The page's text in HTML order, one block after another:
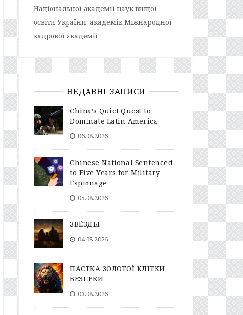
Національної академії наук вищої
освіти України, академік Міжнародної
кадрової академії
НЕДАВНІ ЗАПИСИ
China’s Quiet Quest to
Dominate Latin America
06.08.2026
Chinese National Sentenced
to Five Years for Military
Espionage
05.08.2026
ЗВЁЗДЫ
04.08.2026
ПАСТКА ЗОЛОТОЇ КЛІТКИ
БЕЗПЕКИ
03.08.2026